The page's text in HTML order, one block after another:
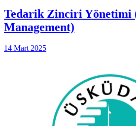
Tedarik Zinciri Yönetimi
Management)
14 Mart 2025